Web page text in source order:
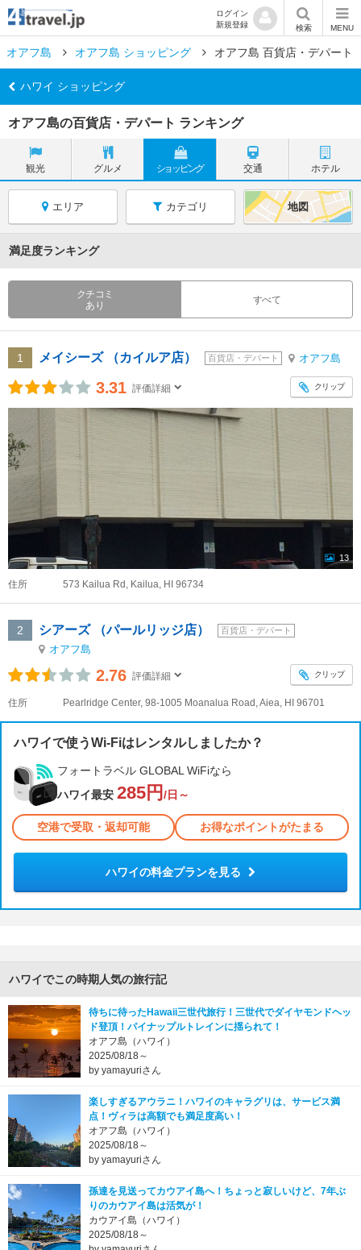
ログイン
新規登録
検索 MENU
オアフ島 オアフ島 ショッピング オアフ島 百貨店・デパート
ハワイ ショッピング
オアフ島の百貨店・デパート ランキング
観光 グルメ ショッピング 交通 ホテル
エリア カテゴリ 地図
満足度ランキング
クチコミ
あり
すべて
1 メイシーズ （カイルア店） 百貨店・デパート オアフ島
3.31 評価詳細 クリップ
13
住所 573 Kailua Rd, Kailua, HI 96734
2 シアーズ （パールリッジ店） 百貨店・デパート
オアフ島
2.76 評価詳細 クリップ
住所 Pearlridge Center, 98-1005 Moanalua Road, Aiea, HI 96701
ハワイで使うWi-Fiはレンタルしましたか？
フォートラベル GLOBAL WiFiなら
ハワイ最安 285円 /日～
空港で受取・返却可能 お得なポイントがたまる
ハワイの料金プランを見る
ハワイでこの時期人気の旅行記
待ちに待ったHawaii三世代旅行！三世代でダイヤモンドヘッ
ド登頂！パイナップルトレインに揺られて！
オアフ島（ハワイ）
2025/08/18～
by yamayuriさん
楽しすぎるアウラニ！ハワイのキャラグリは、サービス満
点！ヴィラは高額でも満足度高い！
オアフ島（ハワイ）
2025/08/18～
by yamayuriさん
孫達を見送ってカウアイ島へ！ちょっと寂しいけど、7年ぶ
りのカウアイ島は活気が！
カウアイ島（ハワイ）
2025/08/18～